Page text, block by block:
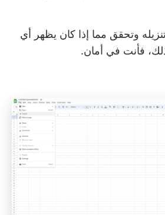
وتحقق مما إذا كان يظهر أي
فأنت في أمان.